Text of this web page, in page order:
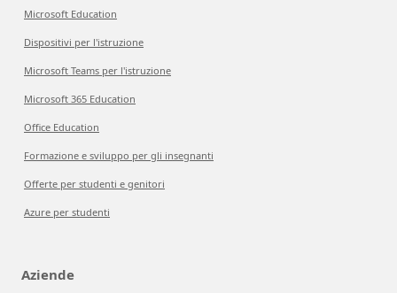
Microsoft Education
Dispositivi per l'istruzione
Microsoft Teams per l'istruzione
Microsoft 365 Education
Office Education
Formazione e sviluppo per gli insegnanti
Offerte per studenti e genitori
Azure per studenti
Aziende